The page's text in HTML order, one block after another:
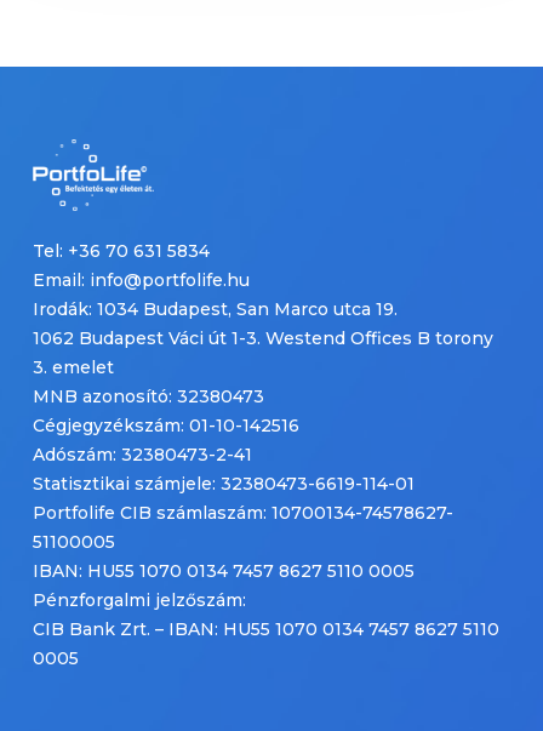
Tel: +36 70 631 5834
Email: info@portfolife.hu
Irodák: 1034 Budapest, San Marco utca 19.
1062 Budapest Váci út 1-3. Westend Offices B torony
3. emelet
MNB azonosító: 32380473
Cégjegyzékszám: 01-10-142516
Adószám: 32380473-2-41
Statisztikai számjele: 32380473-6619-114-01
Portfolife CIB számlaszám: 10700134-74578627-
51100005
IBAN: HU55 1070 0134 7457 8627 5110 0005
Pénzforgalmi jelzőszám:
CIB Bank Zrt. – IBAN: HU55 1070 0134 7457 8627 5110
0005